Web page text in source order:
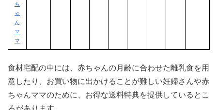
ち
ゃ
ん
マ
マ
食材宅配の中には、赤ちゃんの月齢に合わせた離乳食を用
意したり、お買い物に出かけることが難しい妊婦さんや赤
ちゃんママのために、お得な送料特典を提供しているとこ
ろがあります。